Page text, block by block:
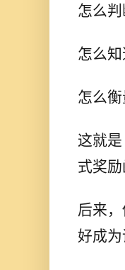
怎么判
怎么知
怎么
这就
式奖励
后来
好成